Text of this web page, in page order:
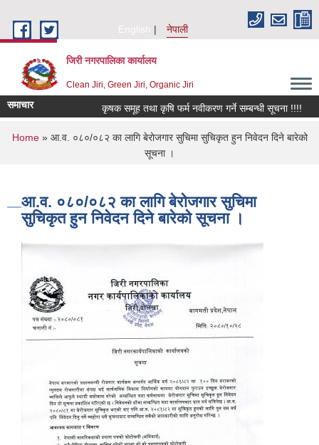
English
नेपाली
जिरी नगरपालिका कार्यालय
Clean Jiri, Green Jiri, Organic Jiri
समाचार कृषक समूह तथा कृषि फर्म नवीकरण गर्ने सम्बन्धी सूचना !!!!
You are here
Home» आ.व. ०८०/०८२ का लागि बेरोजगार सुचिमा सुचिकृत हुन निवेदन दिने बारेको
सूचना ।
आ.व. ०८०/०८२ का लागि बेरोजगार सुचिमा
सुचिकृत हुन निवेदन दिने बारेको सूचना ।